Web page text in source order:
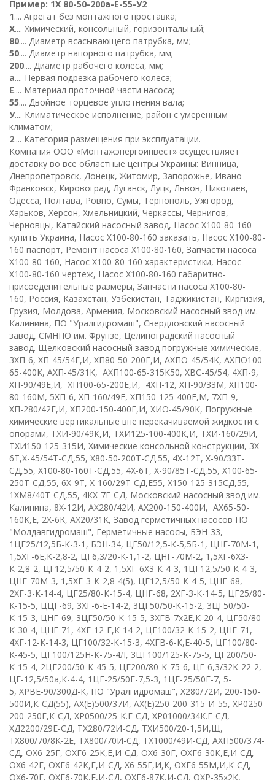
Пример: 1Х 80-50-200а-Е-55-У2
1.... Агрегат без монтажного проставка;
Х.... Химический, консольный, горизонтальный;
80.... Диаметр всасывающего патрубка, мм;
50.... Диаметр напорного патрубка, мм;
200.... Диаметр рабочего колеса, мм;
а.... Первая подрезка рабочего колеса;
Е.... Материал проточной части насоса;
55.... Двойное торцевое уплотнения вала;
У.... Климатическое исполнение, район с умеренным
климатом;
2.... Категория размещения при эксплуатации.
Компания ООО «Монтажэнергоинвест» осуществляет
доставку во все областные центры Украины: Винница,
Днепропетровск, Донецк, Житомир, Запорожье, Ивано-
Франковск, Кировоград, Луганск, Луцк, Львов, Николаев,
Одесса, Полтава, Ровно, Сумы, Тернополь, Ужгород,
Харьков, Херсон, Хмельницкий, Черкассы, Чернигов,
Черновцы, Катайский насосный завод, Насос Х100-80-160
купить Украина, Насос Х100-80-160 заказать, Насос Х100-80-
160 паспорт, Ремонт насоса Х100-80-160, Запчасти насоса
Х100-80-160, Насос Х100-80-160 характеристики, Насос
Х100-80-160 чертеж, Насос Х100-80-160 габаритно-
присоеденительные размеры, Запчасти насоса Х100-80-
160, Россия, Казахстан, Узбекистан, Таджикистан, Киргизия,
Грузия, Молдова, Армения, Московский насосный звод им.
Калинина, ПО "Уралгидромаш", Свердловский насосный
завод, СМНПО им. Фрунзе, Целиноградский насосный
завод. Щелковский насосный завод погружные химические,
3ХП-6, ХП-45/54Е,И, ХП80-50-200Е,И, АХПО-45/54К, АХПО100-
65-400К, АХП-45/31К, АХП100-65-315К50, ХВС-45/54, 4ХП-9,
ХП-90/49Е,И, ХП100-65-200Е,И, 4ХП-12, ХП-90/33М, ХП100-
80-160М, 5ХП-6, ХП-160/49Е, ХП150-125-400Е,М, 7ХП-9,
ХП-280/42Е,И, ХП200-150-400Е,И, ХИО-45/90К, Погружные
химические вертикальные вне перекачиваемой жидкости с
опорами, ТХИ-90/49К,И, ТХИ125-100-400К,И, ТХИ-160/29И,
ТХИ150-125-315И, Химические консольной конструкции, 3X-
6T,Х-45/54Т-СД,55, Х80-50-200Т-СД.55, 4X-12T, Х-90/33Т-
СД,55, Х100-80-160Т-СД,55, 4X-6T, Х-90/85Т-СД,55, Х100-65-
250Т-СД,55, 6Х-9Т, Х-160/29Т-СД,Е55, Х150-125-315СД,55,
1ХМ8/40Т-СД,55, 4КХ-7Е-СД, Московский насосный звод им.
Калинина, 8Х-12И, АХ280/42И, АХ200-150-400И, AX65-50-
160K,E, 2X-6K, AX20/31 K, Завод герметичных насосов ПО
"Молдавгидромаш", Герметичные насосы, БЭН-33,
1ЦГ25/12,5Б-К-3-1 , БЭН-34, ЦГ50/12,5-К-5,5Б-1 , ЦНГ-70М-1 ,
1,5ХГ-6Е,К-2,8-2, ЦГ6,3/20-К-1,1-2, ЦНГ-70М-2, 1,5ХГ-6Х3-
К-2,8-2, ЦГ12,5/50-К-4-2, 1,5ХГ-6Х3-К-4-3, 1ЦГ12,5/50-К-4-3,
ЦНГ-70М-3, 1,5ХГ-3-К-2,8-4(5), ЦГ12,5/50-К-4-5, ЦНГ-68,
2ХГ-3-К-14-4, ЦГ25/80-К-15-4, ЦНГ-68, 2ХГ-3-К-14-5, ЦГ25/80-
К-15-5, ЦЦГ-69, 3ХГ-6-Е-14-2, 3ЦГ50/50-К-15-2, 3ЦГ50/50-
К-15-3, ЦНГ-69, 3ЦГ50/50-К-15-5, 3ХГВ-7х2Е,К-20-4, ЦГ50/80-
К-30-4, ЦНГ-71 , 4ХГ-12-Е,К-14-2, ЦГ100/32-К-15-2, ЦНГ-71 ,
4ХГ-12-К-14-3, ЦГ100/32-К-15-3, 4ХГВ-6-К,Е-40-5, ЦГ100/80-
К-45-5, ЦГ100/125Н-К-75-4Л, 3ЦГ100/125-К-75-5, ЦГ200/50-
К-15-4, 2ЦГ200/50-К-45-5, ЦГ200/80-К-75-6, ЦГ-6,3/32К-22-2,
ЦГ-12,5/50а,К-4-4, 1ЦГ-25/50Е-7,5-3, 1ЦГ-25/50Е-7, 5-
5, ХРВЕ-90/300Д-К, ПО "Уралгидромаш", Х280/72И, 200-150-
500И,К-СД(55), АХ(Е)500/37И, АХ(Е)250-200-315-И-55, ХР0250-
200-250Е,К-СД, ХР0500/25-К.Е-СД, ХР01000/34К.Е-СД,
ХД2200/29Е-СД, ТХ280/72И-СД, ТХИ500/20-1,5И,Щ,
ТХ800/70/8К-2Е, ТХ800/70И-СД, ТХ1000/49И-СД, АХП500/374-
СД, ОХ6-25Г, ОХГ6-25К,Е,И-СД, ОХ6-30Г, ОХГ6-30К,Е,И-СД,
ОX6-42Г, ОХГ6-42К,Е,И-СД, Х6-55Е,И,К, ОХГ6-55М,И,К-СД,
ОХ6-70Г, ОХГ6-70К,Е,И-СД, ОХГ6-87К,И-СД, ОХР-35х2К,